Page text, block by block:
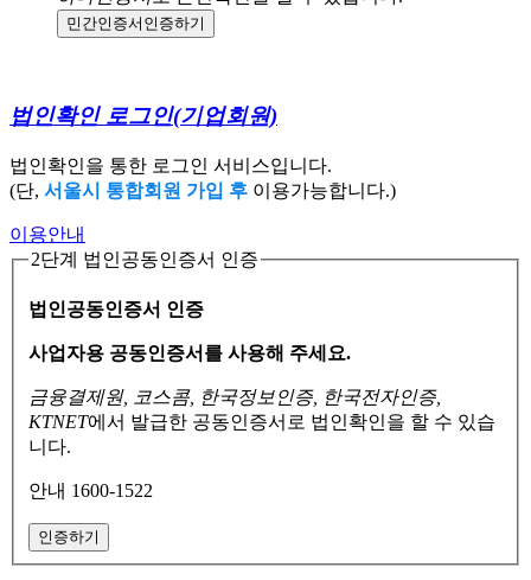
민간인증서 인증하기
법인확인 로그인(기업회원)
법인확인을 통한 로그인 서비스입니다.
(단, 서울시 통합회원 가입 후 이용가능합니다.)
이용안내
2단계 법인공동인증서 인증
법인공동인증서 인증
사업자용 공동인증서를 사용해 주세요.
금융결제원, 코스콤, 한국정보인증, 한국전자인증,
KTNET에서 발급한 공동인증서로 법인확인을 할 수 있습
니다.
안내 1600-1522
인증하기